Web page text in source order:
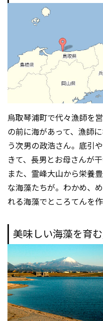
烏取琴浦町で代々漁師を
の前に海があって、漁師
う次男の政浩さん。底引
きて、長男とお母さんが
また、霊峰大山から栄養
な海藻たちが。わかめ、
れる海藻でところてんを作
美味しい海藻を育